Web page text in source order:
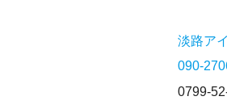
淡路ア
090-
0799-